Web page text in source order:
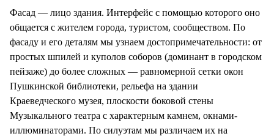
Фасад — лицо здания. Интерфейс с помощью которого оно
общается с жителем города, туристом, сообществом. По
фасаду и его деталям мы узнаем достопримечательности: от
простых шпилей и куполов соборов (доминант в городском
пейзаже) до более сложных — равномерной сетки окон
Пушкинской библиотеки, рельефа на здании
Краеведческого музея, плоскости боковой стены
Музыкального театра с характерным камнем, окнами-
иллюминаторами. По силуэтам мы различаем их на